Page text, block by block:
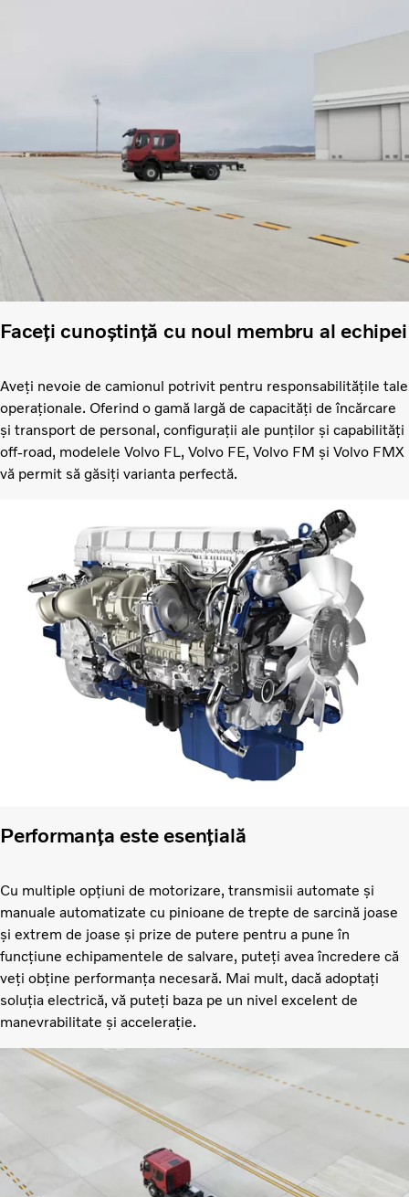
Faceți cunoștință cu noul membru al echipei
Aveți nevoie de camionul potrivit pentru responsabilitățile tale
operaționale. Oferind o gamă largă de capacități de încărcare
și transport de personal, configurații ale punților și capabilități
off-road, modelele Volvo FL, Volvo FE, Volvo FM și Volvo FMX
vă permit să găsiți varianta perfectă.
Performanța este esențială
Cu multiple opțiuni de motorizare, transmisii automate și
manuale automatizate cu pinioane de trepte de sarcină joase
și extrem de joase și prize de putere pentru a pune în
funcțiune echipamentele de salvare, puteți avea încredere că
veți obține performanța necesară. Mai mult, dacă adoptați
soluția electrică, vă puteți baza pe un nivel excelent de
manevrabilitate și accelerație.